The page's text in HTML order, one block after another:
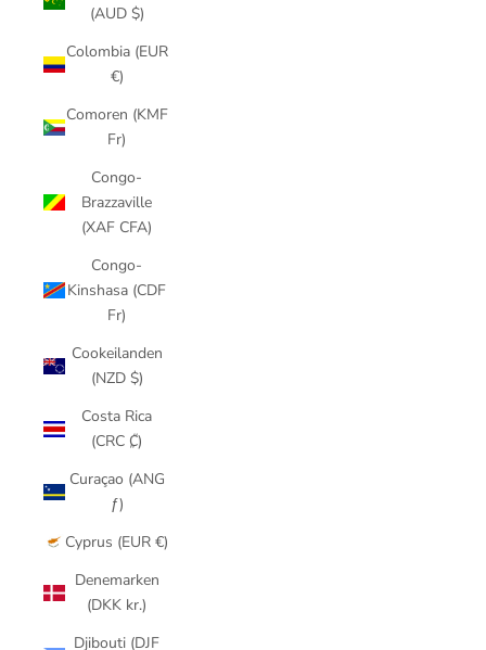
(AUD $)
Colombia (EUR
€)
Comoren (KMF
Fr)
Congo-
Brazzaville
(XAF CFA)
Congo-
Kinshasa (CDF
Fr)
Cookeilanden
(NZD $)
Costa Rica
(CRC ₡)
Curaçao (ANG
ƒ)
Cyprus (EUR €)
Denemarken
(DKK kr.)
Djibouti (DJF